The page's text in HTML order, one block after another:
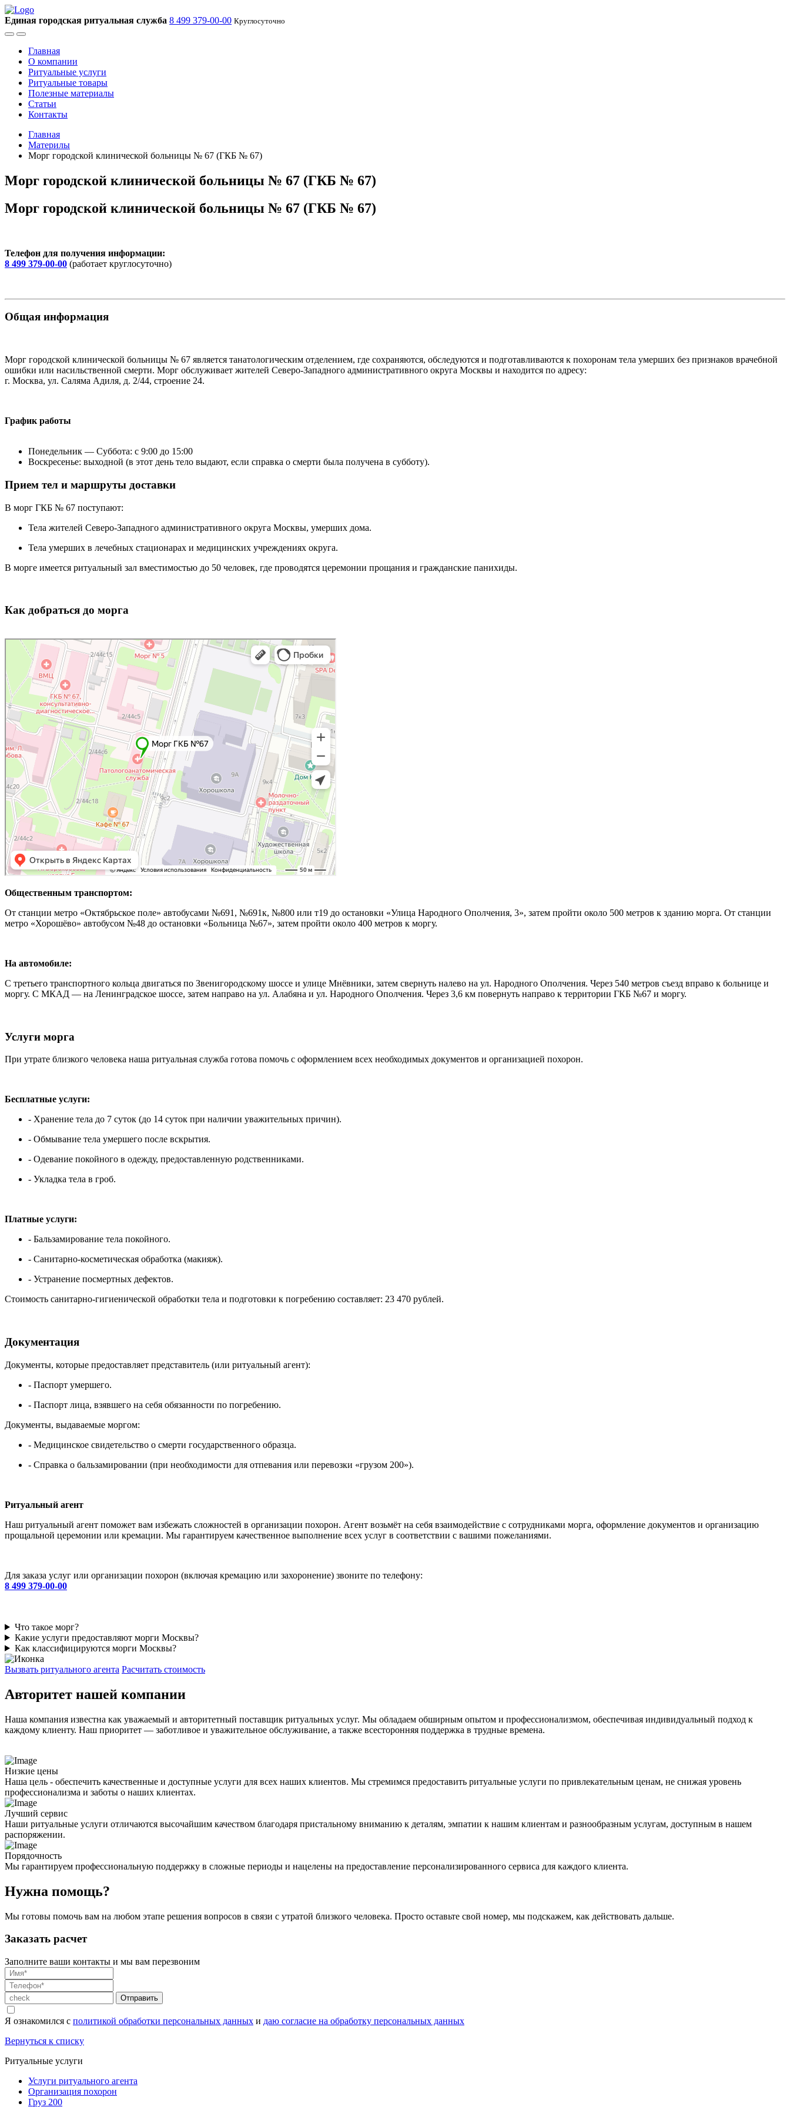
Единая городская ритуальная служба 8 499 379-00-00 Круглосуточно
Главная
О компании
Ритуальные услуги
Ритуальные товары
Полезные материалы
Статьи
Контакты
Главная
Материлы
Морг городской клинической больницы № 67 (ГКБ № 67)
Морг городской клинической больницы № 67 (ГКБ № 67)
Морг городской клинической больницы № 67 (ГКБ № 67)
Телефон для получения информации:
8 499 379-00-00 (работает круглосуточно)
Общая информация
Морг городской клинической больницы № 67 является танатологическим отделением, где сохраняются, обследуются и подготавливаются к похоронам тела умерших без признаков врачебной
ошибки или насильственной смерти. Морг обслуживает жителей Северо-Западного административного округа Москвы и находится по адресу:
г. Москва, ул. Саляма Адиля, д. 2/44, строение 24.
График работы
Понедельник — Суббота: с 9:00 до 15:00
Воскресенье: выходной (в этот день тело выдают, если справка о смерти была получена в субботу).
Прием тел и маршруты доставки
В морг ГКБ № 67 поступают:
Тела жителей Северо-Западного административного округа Москвы, умерших дома.
Тела умерших в лечебных стационарах и медицинских учреждениях округа.
В морге имеется ритуальный зал вместимостью до 50 человек, где проводятся церемонии прощания и гражданские панихиды.
Как добраться до морга
Москва
Яндекс Карты — транспорт, навигация, поиск мест
Общественным транспортом:
От станции метро «Октябрьское поле» автобусами №691, №691к, №800 или т19 до остановки «Улица Народного Ополчения, 3», затем пройти около 500 метров к зданию морга. От станции
метро «Хорошёво» автобусом №48 до остановки «Больница №67», затем пройти около 400 метров к моргу.
На автомобиле:
С третьего транспортного кольца двигаться по Звенигородскому шоссе и улице Мнёвники, затем свернуть налево на ул. Народного Ополчения. Через 540 метров съезд вправо к больнице и
моргу. С МКАД — на Ленинградское шоссе, затем направо на ул. Алабяна и ул. Народного Ополчения. Через 3,6 км повернуть направо к территории ГКБ №67 и моргу.
Услуги морга
При утрате близкого человека наша ритуальная служба готова помочь с оформлением всех необходимых документов и организацией похорон.
Бесплатные услуги:
- Хранение тела до 7 суток (до 14 суток при наличии уважительных причин).
- Обмывание тела умершего после вскрытия.
- Одевание покойного в одежду, предоставленную родственниками.
- Укладка тела в гроб.
Платные услуги:
- Бальзамирование тела покойного.
- Санитарно-косметическая обработка (макияж).
- Устранение посмертных дефектов.
Стоимость санитарно-гигиенической обработки тела и подготовки к погребению составляет: 23 470 рублей.
Документация
Документы, которые предоставляет представитель (или ритуальный агент):
- Паспорт умершего.
- Паспорт лица, взявшего на себя обязанности по погребению.
Документы, выдаваемые моргом:
- Медицинское свидетельство о смерти государственного образца.
- Справка о бальзамировании (при необходимости для отпевания или перевозки «грузом 200»).
Ритуальный агент
Наш ритуальный агент поможет вам избежать сложностей в организации похорон. Агент возьмёт на себя взаимодействие с сотрудниками морга, оформление документов и организацию
прощальной церемонии или кремации. Мы гарантируем качественное выполнение всех услуг в соответствии с вашими пожеланиями.
Для заказа услуг или организации похорон (включая кремацию или захоронение) звоните по телефону:
8 499 379-00-00
Что такое морг?
Какие услуги предоставляют морги Москвы?
Как классифицируются морги Москвы?
Вызвать ритуального агента Расчитать стоимость
Авторитет нашей компании
Наша компания известна как уважаемый и авторитетный поставщик ритуальных услуг. Мы обладаем обширным опытом и профессионализмом, обеспечивая индивидуальный подход к
каждому клиенту. Наш приоритет — заботливое и уважительное обслуживание, а также всесторонняя поддержка в трудные времена.
Низкие цены
Наша цель - обеспечить качественные и доступные услуги для всех наших клиентов. Мы стремимся предоставить ритуальные услуги по привлекательным ценам, не снижая уровень
профессионализма и заботы о наших клиентах.
Лучший сервис
Наши ритуальные услуги отличаются высочайшим качеством благодаря пристальному вниманию к деталям, эмпатии к нашим клиентам и разнообразным услугам, доступным в нашем
распоряжении.
Порядочность
Мы гарантируем профессиональную поддержку в сложные периоды и нацелены на предоставление персонализированного сервиса для каждого клиента.
Нужна помощь?
Мы готовы помочь вам на любом этапе решения вопросов в связи с утратой близкого человека. Просто оставьте свой номер, мы подскажем, как действовать дальше.
Заказать расчет
Заполните ваши контакты и мы вам перезвоним
Отправить
Я ознакомился с политикой обработки персональных данных и даю согласие на обработку персональных данных
Вернуться к списку
Ритуальные услуги
Услуги ритуального агента
Организация похорон
Груз 200